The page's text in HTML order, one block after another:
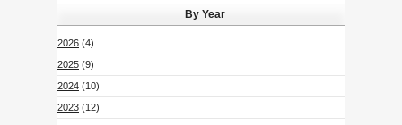
By Year
2026 (4)
2025 (9)
2024 (10)
2023 (12)